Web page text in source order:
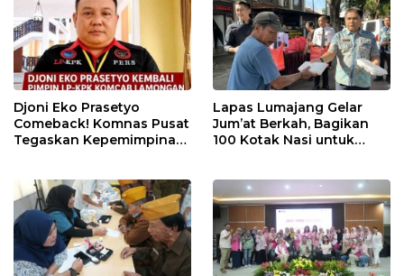
Djoni Eko Prasetyo
Comeback! Komnas Pusat
Tegaskan Kepemimpinan
Lapas Lumajang Gelar
Jum’at Berkah, Bagikan
100 Kotak Nasi untuk